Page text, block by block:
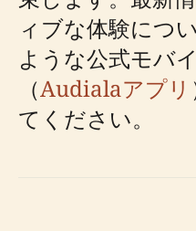
ィブな体験につ
ような公式モバ
（Audialaアプリ
てください。